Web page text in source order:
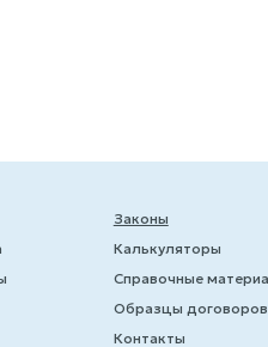
Законы
Калькуляторы
Справочные
Образцы договоров
Контакты